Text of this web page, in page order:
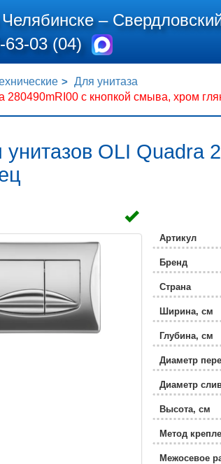
Челябинске –
63-03 (04)
Для унитаза
280490mRI00 с кнопкой смыва, хром
OLI Quadra
Артикул
Бренд
Страна
Ширина, см
Глубина, см
Диаметр
Диаметр
Высота, см
Метод
Межосевое